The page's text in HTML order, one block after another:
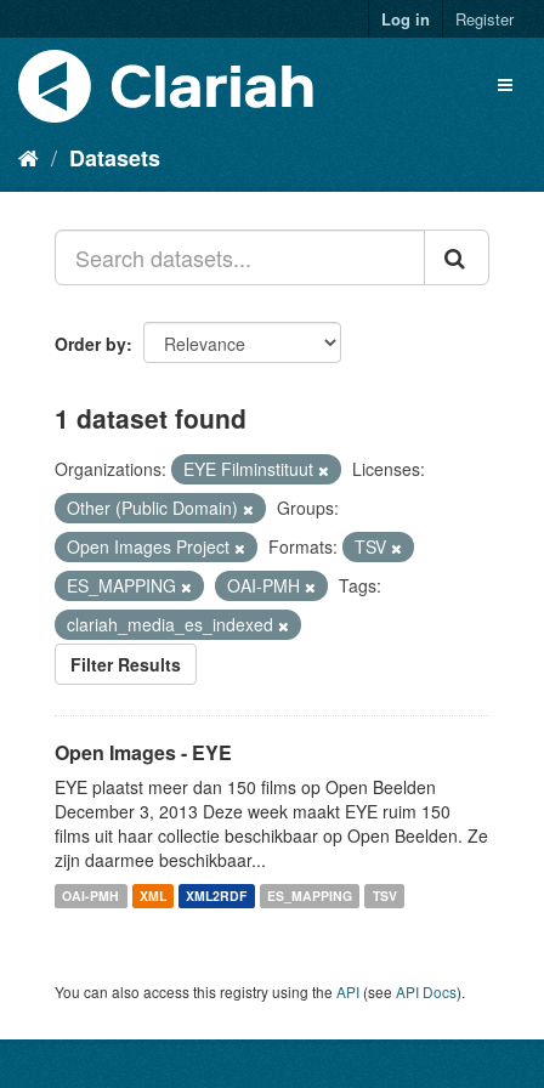
Log in Register
Datasets
Order by
1 dataset found
Organizations: EYE Filminstituut
Licenses:
Other (Public Domain)
Groups:
Open Images Project
Formats:
TSV
ES_MAPPING
OAI-PMH
Tags:
clariah_media_es_indexed
Filter Results
Open Images - EYE
EYE plaatst meer dan 150 films op Open Beelden
December 3, 2013 Deze week maakt EYE ruim 150
films uit haar collectie beschikbaar op Open Beelden. Ze
zijn daarmee beschikbaar...
OAI-PMH XML XML2RDF ES_MAPPING TSV
You can also access this registry using the API (see API Docs).